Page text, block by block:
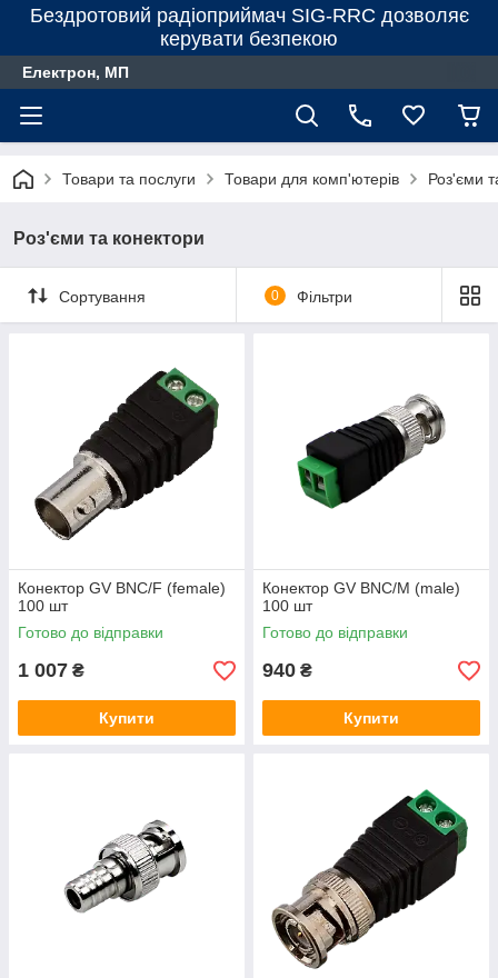
Бездротовий радіоприймач SIG-RRC дозволяє
керувати безпекою
Електрон, МП
Товари та послуги Товари для комп'ютерів Роз'єми
Роз'єми та конектори
Сортування 0 Фільтри
Конектор GV BNC/F (female)
100 шт
Готово до відправки
1 007 ₴
Купити
Конектор GV BNC/M (male)
100 шт
Готово до відправки
940 ₴
Купити